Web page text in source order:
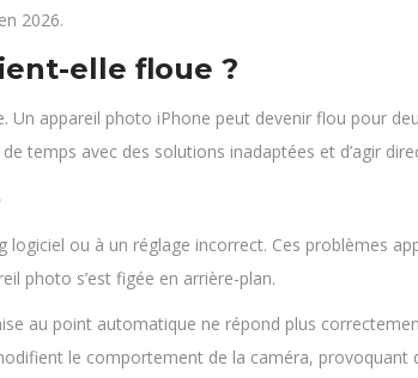
2026.
elle floue ?
appareil photo iPhone peut devenir flou pour
temps avec des solutions inadaptées et d’agir
ou à un réglage incorrect. Ces problèmes
photo s’est figée en arrière-plan.
au point automatique ne répond plus
le comportement de la caméra,